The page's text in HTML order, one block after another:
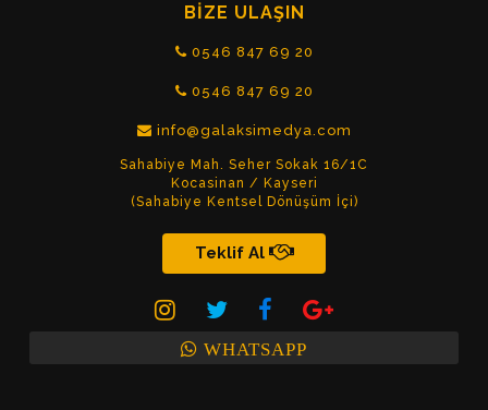
BİZE ULAŞIN
0546 847 69 20
0546 847 69 20
info@galaksimedya.com
Sahabiye Mah. Seher Sokak 16/1C
Kocasinan / Kayseri
(Sahabiye Kentsel Dönüşüm İçi)
Teklif Al
WHATSAPP